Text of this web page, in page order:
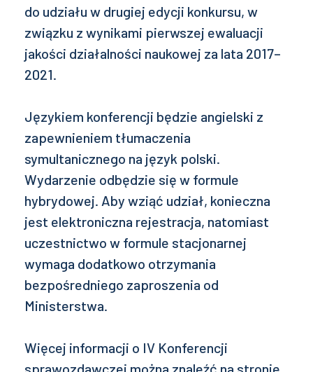
do udziału w drugiej edycji konkursu, w
związku z wynikami pierwszej ewaluacji
jakości działalności naukowej za lata 2017–
2021.
Językiem konferencji będzie angielski z
zapewnieniem tłumaczenia
symultanicznego na język polski.
Wydarzenie odbędzie się w formule
hybrydowej. Aby wziąć udział, konieczna
jest elektroniczna rejestracja, natomiast
uczestnictwo w formule stacjonarnej
wymaga dodatkowo otrzymania
bezpośredniego zaproszenia od
Ministerstwa.
Więcej informacji o IV Konferencji